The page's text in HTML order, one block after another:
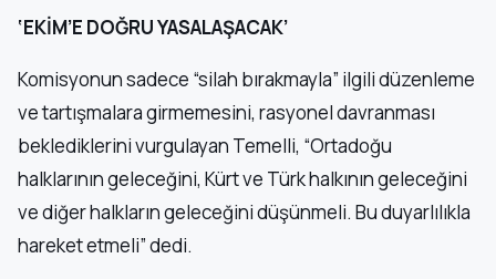
‘EKİM’E DOĞRU YASALAŞACAK’
Komisyonun sadece “silah bırakmayla” ilgili düzenleme
ve tartışmalara girmemesini, rasyonel davranması
beklediklerini vurgulayan Temelli, “Ortadoğu
halklarının geleceğini, Kürt ve Türk halkının geleceğini
ve diğer halkların geleceğini düşünmeli. Bu duyarlılıkla
hareket etmeli” dedi.